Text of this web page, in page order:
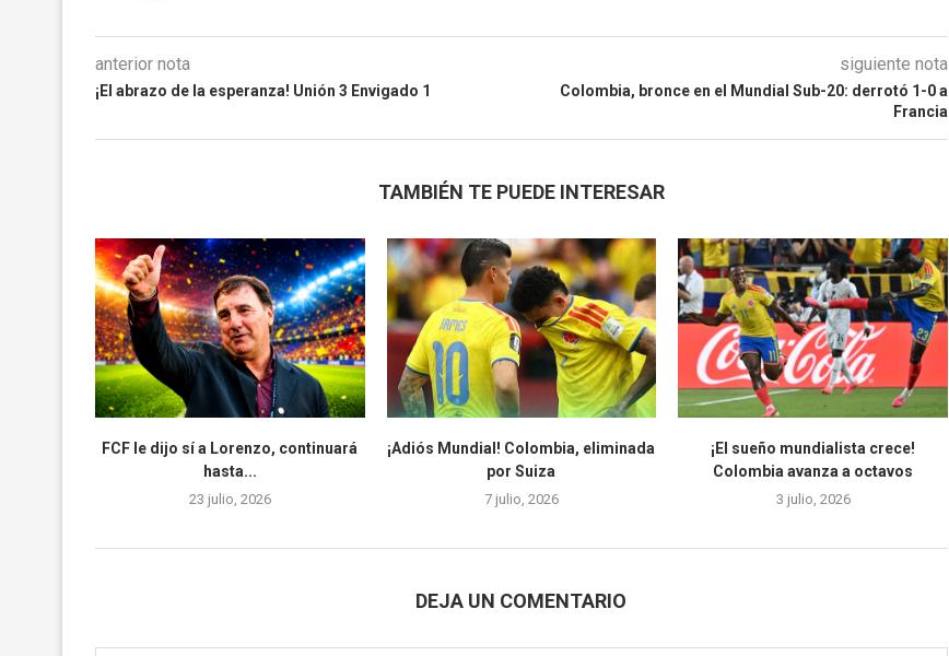
anterior nota
¡El abrazo de la esperanza! Unión 3 Envigado 1
siguiente nota
Colombia, bronce en el Mundial Sub-20: derrotó 1-0 a
Francia
TAMBIÉN TE PUEDE INTERESAR
FCF le dijo sí a Lorenzo, continuará
hasta...
23 julio, 2026
¡Adiós Mundial! Colombia, eliminada
por Suiza
7 julio, 2026
¡El sueño mundialista crece!
Colombia avanza a octavos
3 julio, 2026
DEJA UN COMENTARIO